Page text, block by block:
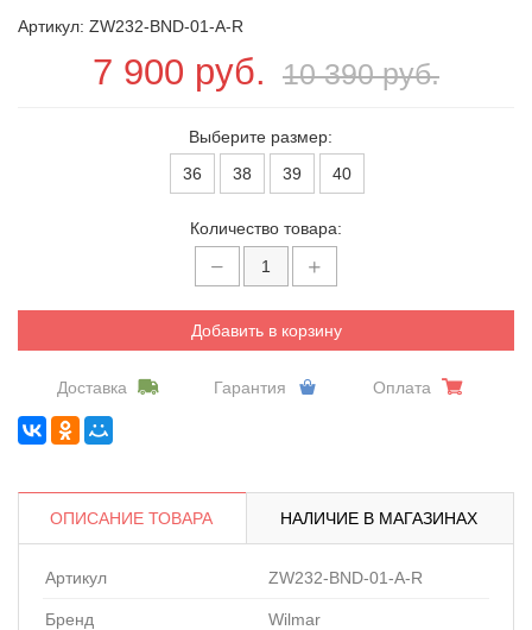
Артикул: ZW232-BND-01-A-R
7 900 руб. 10 390 руб.
Выберите размер:
36
38 39 40
Количество товара:
Добавить в корзину
Доставка Гарантия Оплата
ОПИСАНИЕ ТОВАРА НАЛИЧИЕ В МАГАЗИНАХ
Артикул ZW232-BND-01-A-R
Бренд Wilmar